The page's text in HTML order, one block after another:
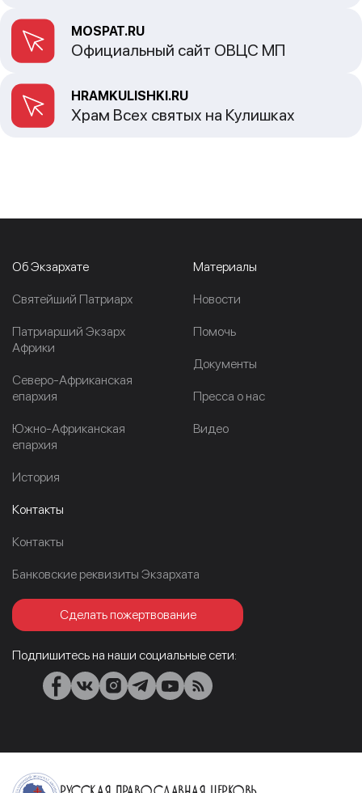
MOSPAT.RU
Официальный сайт ОВЦС МП
HRAMKULISHKI.RU
Храм Всех святых на Кулишках
Об Экзархате
Cвятейший Патриарх
Патриарший Экзарх
Африки
Северо-Африканская
епархия
Южно-Африканская
епархия
История
Материалы
Новости
Помочь
Документы
Пресса о нас
Видео
Контакты
Контакты
Банковские реквизиты Экзархата
Сделать пожертвование
Подпишитесь на наши социальные сети:
Русская Православная Церковь